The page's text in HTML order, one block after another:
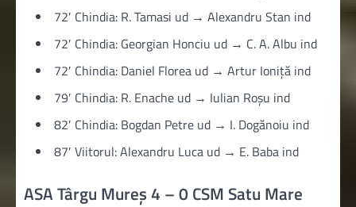
72′ Chindia: R. Tamasi ud → Alexandru Stan ind
72′ Chindia: Georgian Honciu ud → C. A. Albu ind
72′ Chindia: Daniel Florea ud → Artur Ioniță ind
79′ Chindia: R. Enache ud → Iulian Roșu ind
82′ Chindia: Bogdan Petre ud → I. Dogănoiu ind
87′ Viitorul: Alexandru Luca ud → E. Baba ind
ASA Târgu Mureș 4 – 0 CSM Satu Mare